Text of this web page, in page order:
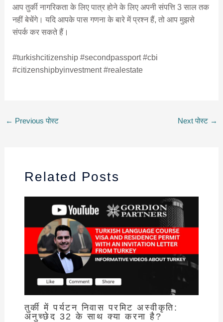
आप तुर्की नागरिकता के लिए पात्र होने के लिए अपनी संपत्ति 3 साल तक
नहीं बेचेंगे। यदि आपके पास गणना के बारे में प्रश्न हैं, तो आप मुझसे
संपर्क कर सकते हैं।
#turkishcitizenship #secondpassport #cbi
#citizenshipbyinvestment #realestate
← Previous पोस्ट Next पोस्ट →
Related Posts
तुर्की में पर्यटन निवास परमिट अस्वीकृति:
अनुच्छेद 32 के साथ क्या करना है?